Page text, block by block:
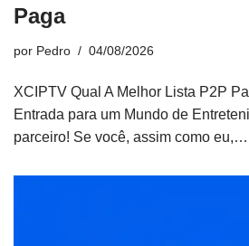
Paga
por Pedro 04/08/2026
XCIPTV Qual A Melhor Lista P2P
Entrada para um Mundo de
parceiro! Se você, assim como eu,…